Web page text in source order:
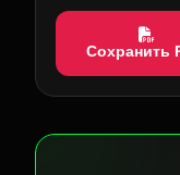
Сохранить